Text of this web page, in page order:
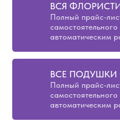
ВСЯ
Полный прайс-
автоматическим
ВСЕ
Полный прайс-
автоматическим